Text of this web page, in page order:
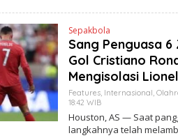
Sepakbola
Sang Penguasa
Gol Cristiano
Mengisolasi
Features, Internasional,
18:42 WIBO
E
H
Houston, AS — Saat
langkahnya telah